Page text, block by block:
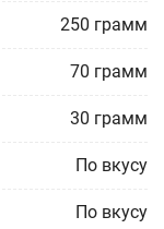
250 грамм
70 грамм
30 грамм
По вкусу
По вкусу